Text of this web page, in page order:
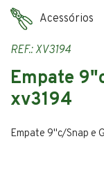
Acessórios
REF.: XV3194
Empate
xv3194
Empate 9"c/Snap e